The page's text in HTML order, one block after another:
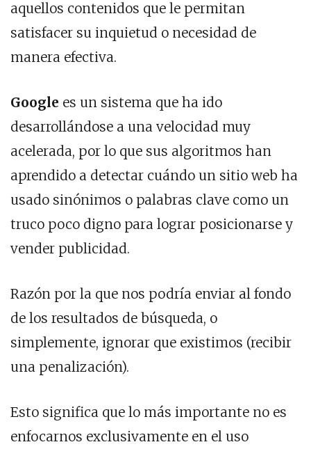
aquellos contenidos que le permitan
satisfacer su inquietud o necesidad de
manera efectiva.
Google es un sistema que ha ido
desarrollándose a una velocidad muy
acelerada, por lo que sus algoritmos han
aprendido a detectar cuándo un sitio web ha
usado sinónimos o palabras clave como un
truco poco digno para lograr posicionarse y
vender publicidad.
Razón por la que nos podría enviar al fondo
de los resultados de búsqueda, o
simplemente, ignorar que existimos (recibir
una penalización).
Esto significa que lo más importante no es
enfocarnos exclusivamente en el uso